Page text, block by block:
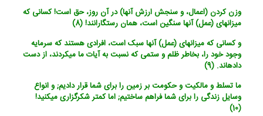
وزن کردن (اعمال، و سنجش ارزش آنها) در آن روز، حق است! کسانی که
میزانهای (عمل) آنها سنگین است، همان رستگارانند! (8)
و کسانی که میزانهای (عمل) آنها سبک است، افرادی هستند که سرمایه
وجود خود را، بخاطر ظلم و ستمی که نسبت به آیات ما می‏کردند، از دست
داده‏اند. (9)
ما تسلط و مالکیت و حکومت بر زمین را برای شما قرار دادیم; و انواع
وسایل زندگی را برای شما فراهم ساختیم; اما کمتر شکرگزاری می‏کنید!
(10)